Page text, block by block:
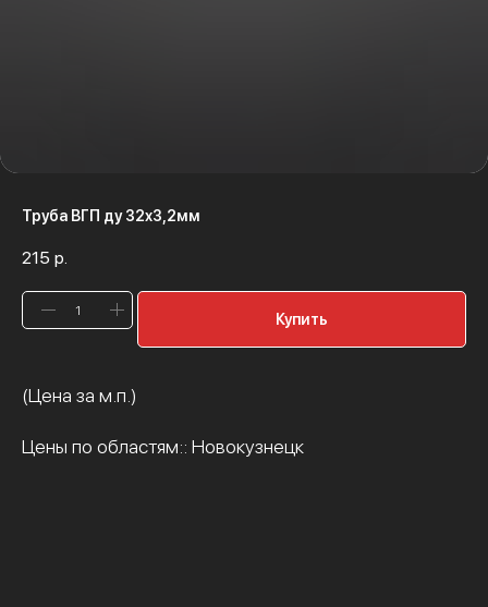
Труба ВГП ду 32х3,2мм
215 р.
Купить
(Цена за м.п.)
Цены по областям:: Новокузнецк